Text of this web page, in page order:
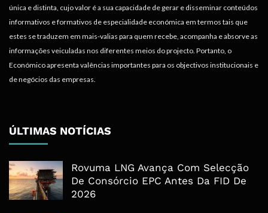
única e distinta, cujo valor é a sua capacidade de gerar e disseminar conteúdos
informativos e formativos de especialidade económica em termos tais que
estes se traduzem em mais-valias para quem recebe, acompanha e absorve as
informações veiculadas nos diferentes meios do projecto. Portanto, o
Económico apresenta valências importantes para os objectivos institucionais e
de negócios das empresas.
ÚLTIMAS NOTÍCIAS
Rovuma LNG Avança Com Selecção
De Consórcio EPC Antes Da FID De
2026